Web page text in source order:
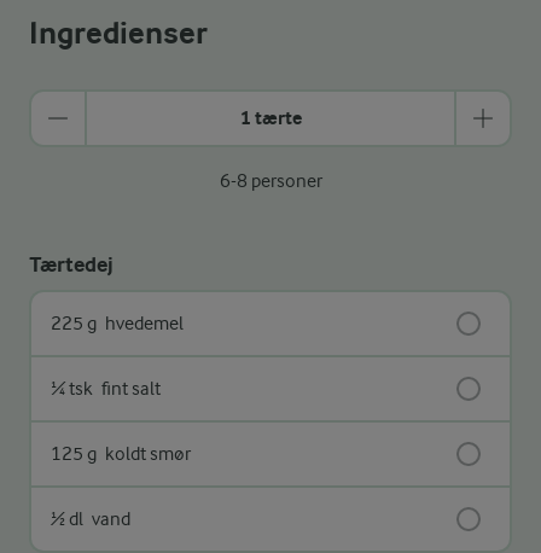
Ingredienser
1 tærte
6-8 personer
Tærtedej
225 g hvedemel
¼ tsk fint salt
125 g koldt smør
½ dl vand